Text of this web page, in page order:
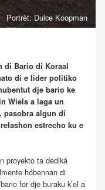
Portrèt: Dulce Koopman
di Bario di Koraal
di e lider polítiko
dje bario ke
Wiels a laga un
pasobra algun di
estrecho ku e
proyekto ta dediká
hóbennan di
for dje buraku k’el a